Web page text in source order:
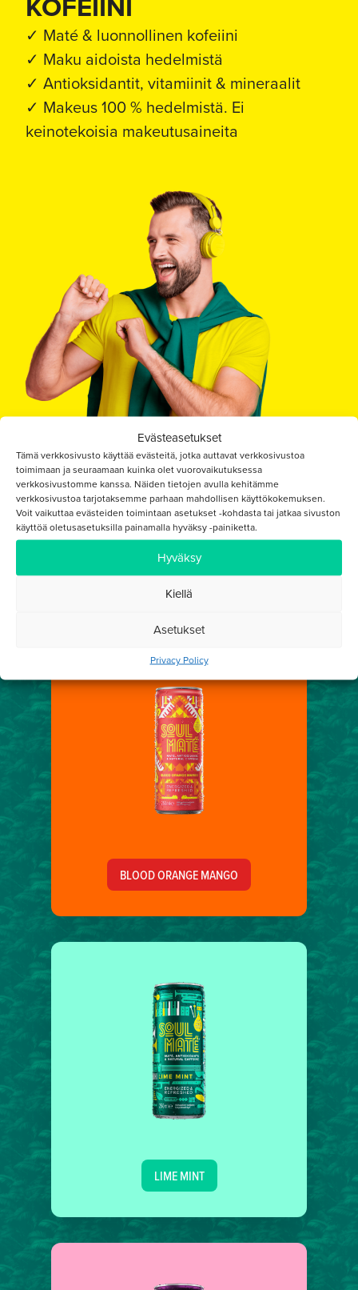
Evästeasetukset
Tämä verkkosivusto käyttää evästeitä, jotka auttavat verkkosivustoa
toimimaan ja seuraamaan kuinka olet vuorovaikutuksessa
verkkosivustomme kanssa. Näiden tietojen avulla kehitämme
verkkosivustoa tarjotaksemme parhaan mahdollisen käyttökokemuksen.
Voit vaikuttaa evästeiden toimintaan asetukset -kohdasta tai jatkaa sivuston
käyttöä oletusasetuksilla painamalla hyväksy -painiketta.
Hyväksy
Kiellä
Asetukset
Privacy Policy
✓ Maté & luonnollinen kofeiini
✓ Maku aidoista hedelmistä
✓ Antioksidantit, vitamiinit & mineraalit
✓ Makeus 100 % hedelmistä. Ei
keinotekoisia makeutusaineita
Valitse Soul Matési
Mikä mauista on suosikkisi?
BLOOD ORANGE MANGO
LIME MINT